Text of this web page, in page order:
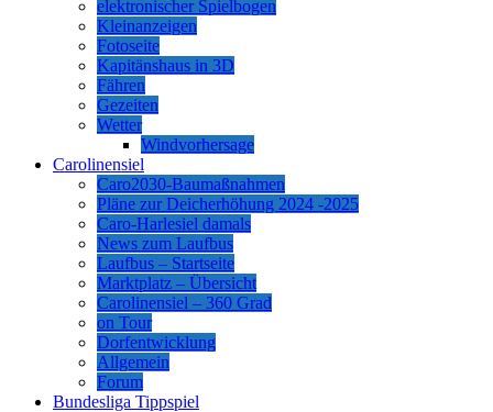
elektronischer Spielbogen
Kleinanzeigen
Fotoseite
Kapitänshaus in 3D
Fähren
Gezeiten
Wetter
Windvorhersage
Carolinensiel
Caro2030-Baumaßnahmen
Pläne zur Deicherhöhung 2024 -2025
Caro-Harlesiel damals
News zum Laufbus
Laufbus – Startseite
Marktplatz – Übersicht
Carolinensiel – 360 Grad
on Tour
Dorfentwicklung
Allgemein
Forum
Bundesliga Tippspiel